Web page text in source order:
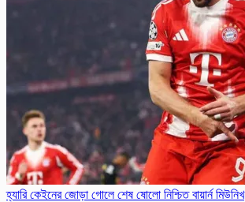
হ্যারি কেইনের জোড়া গোলে শেষ ষোলো নিশ্চিত বায়ার্ন মিউনিখ